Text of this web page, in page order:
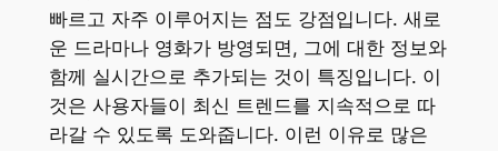
빠르고 자주 이루어지는 점도 강점입니다. 새로
운 드라마나 영화가 방영되면, 그에 대한 정보와
함께 실시간으로 추가되는 것이 특징입니다. 이
것은 사용자들이 최신 트렌드를 지속적으로 따
라갈 수 있도록 도와줍니다. 이런 이유로 많은